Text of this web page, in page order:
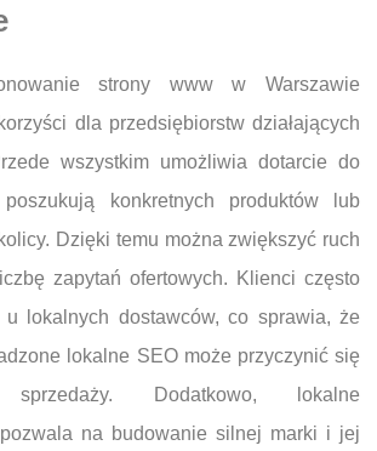
strony www w Warszawie
dla przedsiębiorstw działających
wszystkim umożliwia dotarcie do
konkretnych produktów lub
Dzięki temu można zwiększyć ruch
zapytań ofertowych. Klienci często
u lokalnych dostawców, co sprawia, że
lokalne SEO może przyczynić się
Dodatkowo, lokalne
na budowanie silnej marki i jej